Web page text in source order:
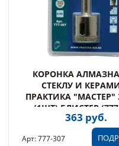
КОРОНКА
СТЕКЛУ И
ПРАКТИКА "МАСТЕР"
(1ШТ) БЛИСТЕР
363 руб.
Арт: 777-307